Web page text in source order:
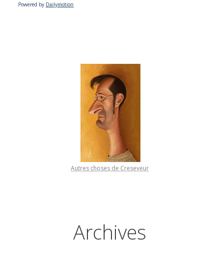
Powered by Dailymotion
Autres choses de Creseveur
Archives